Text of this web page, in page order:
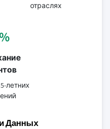
отраслях
летних
Данных